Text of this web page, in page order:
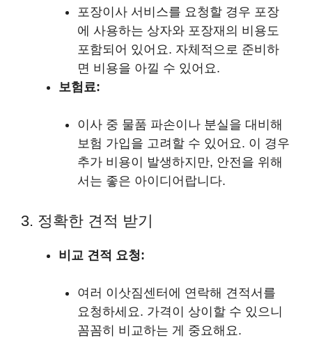
포장이사 서비스를 요청할 경우 포장
에 사용하는 상자와 포장재의 비용도
포함되어 있어요. 자체적으로 준비하
면 비용을 아낄 수 있어요.
보험료:
이사 중 물품 파손이나 분실을 대비해
보험 가입을 고려할 수 있어요. 이 경우
추가 비용이 발생하지만, 안전을 위해
서는 좋은 아이디어랍니다.
3. 정확한 견적 받기
비교 견적 요청:
여러 이삿짐센터에 연락해 견적서를
요청하세요. 가격이 상이할 수 있으니
꼼꼼히 비교하는 게 중요해요.